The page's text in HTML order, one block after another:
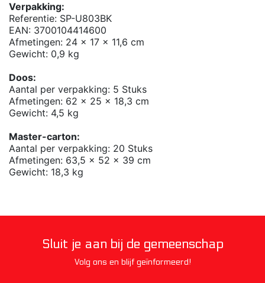
Verpakking:
Referentie: SP-U803BK
EAN: 3700104414600
Afmetingen: 24 x 17 x 11,6 cm
Gewicht: 0,9 kg
Doos:
Aantal per verpakking: 5 Stuks
Afmetingen: 62 x 25 x 18,3 cm
Gewicht: 4,5 kg
Master-carton:
Aantal per verpakking: 20 Stuks
Afmetingen: 63,5 x 52 x 39 cm
Gewicht: 18,3 kg
Sluit je aan bij de gemeenschap
Volg ons en blijf geïnformeerd!